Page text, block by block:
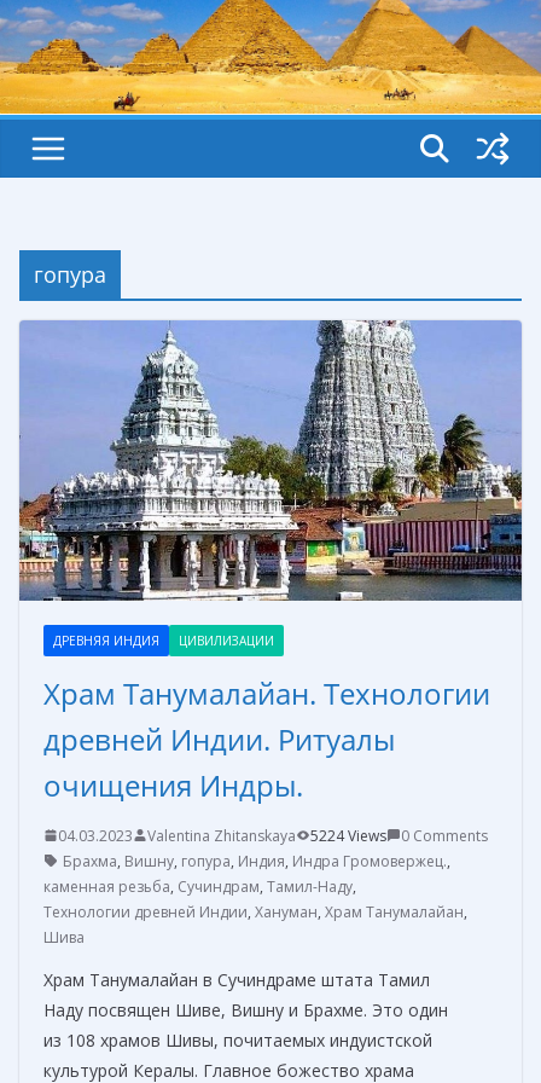
гопура
ДРЕВНЯЯ ИНДИЯ ЦИВИЛИЗАЦИИ
Храм Танумалайан. Технологии
древней Индии. Ритуалы
очищения Индры.
04.03.2023 Valentina Zhitanskaya 5224 Views
0 Comments
Брахма, Вишну, гопура, Индия, Индра Громовержец.,
каменная резьба, Сучиндрам, Тамил-Наду,
Технологии древней Индии, Хануман, Храм Танумалайан,
Шива
Храм Танумалайан в Сучиндраме штата Тамил
Наду посвящен Шиве, Вишну и Брахме. Это один
из 108 храмов Шивы, почитаемых индуистской
культурой Кералы. Главное божество храма